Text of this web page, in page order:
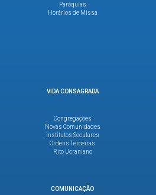
Paróquias
Horários de Missa
VIDA CONSAGRADA
Congregações
Novas Comunidades
Institutos Seculares
Ordens Terceiras
Rito Ucraniano
COMUNICAÇÃO